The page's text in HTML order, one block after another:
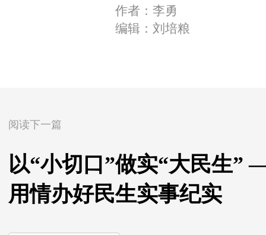
作者：李勇
编辑：刘培粮
阅读下一篇
以“小切口”做实“大民生”
用情办好民生实事纪实